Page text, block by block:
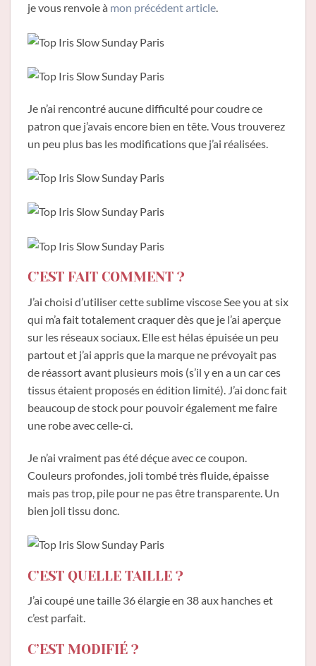
je vous renvoie à mon précédent article.
Je n’ai rencontré aucune difficulté pour coudre ce
patron que j’avais encore bien en tête. Vous trouverez
un peu plus bas les modifications que j’ai réalisées.
C’EST FAIT COMMENT ?
J’ai choisi d’utiliser cette sublime viscose See you at six
qui m’a fait totalement craquer dès que je l’ai aperçue
sur les réseaux sociaux. Elle est hélas épuisée un peu
partout et j’ai appris que la marque ne prévoyait pas
de réassort avant plusieurs mois (s’il y en a un car ces
tissus étaient proposés en édition limité). J’ai donc fait
beaucoup de stock pour pouvoir également me faire
une robe avec celle-ci.
Je n’ai vraiment pas été déçue avec ce coupon.
Couleurs profondes, joli tombé très fluide, épaisse
mais pas trop, pile pour ne pas être transparente. Un
bien joli tissu donc.
C’EST QUELLE TAILLE ?
J’ai coupé une taille 36 élargie en 38 aux hanches et
c’est parfait.
C’EST MODIFIÉ ?